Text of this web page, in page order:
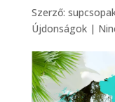
Szerző:
Újdonságok|